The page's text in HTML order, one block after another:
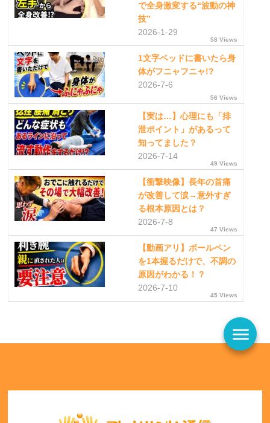
で全身激変する“波動の神
技”
2026-1-29
58 Views
1文字ベッドに書いたら身
体がフニャフニャ!?
2026-7-6
56 Views
【実は…】心理にも「排
泄ポイント」があるって
知ってました？
2026-7-14
49 Views
【衝撃映像】長年の首痛
が改善して涙→意外すぎ
る根本原因とは？
2026-7-8
47 Views
【動画アリ】ボールペン
を1本握るだけで、不調の
原因がわかる！？
2026-7-10
45 Views
menu